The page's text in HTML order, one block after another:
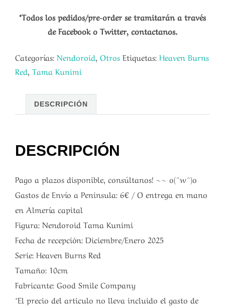
*Todos los pedidos/pre-order se tramitarán a través
de Facebook o Twitter, contactanos.
Categorías: Nendoroid Otros Etiquetas: Heaven Burns
Red Tama Kunimi
DESCRIPCIÓN
DESCRIPCIÓN
Pago a plazos disponible, consúltanos! ~~ o(^w^)o
Gastos de Envío a Peninsula: 6€ / O entrega en mano
en Almería capital
Figura: Nendoroid Tama Kunimi
Fecha de recepción: Diciembre/Enero 2025
Serie: Heaven Burns Red
Tamaño: 10cm
Fabricante: Good Smile Company
*El precio del articulo no lleva incluido el gasto de